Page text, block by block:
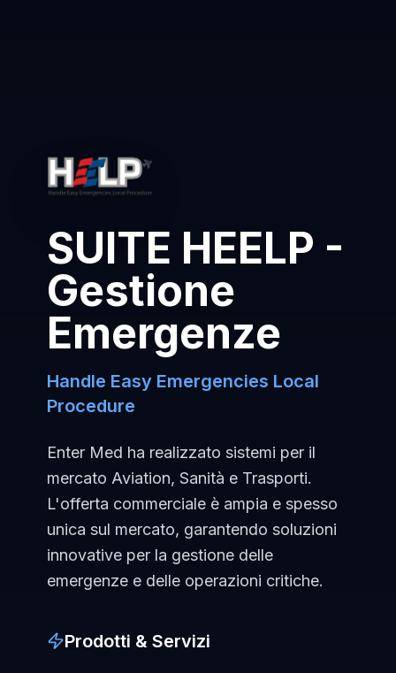
SUITE HEELP -
Gestione
Emergenze
Handle Easy Emergencies Local
Procedure
Enter Med ha realizzato sistemi per il
mercato Aviation, Sanità e Trasporti.
L'offerta commerciale è ampia e spesso
unica sul mercato, garantendo soluzioni
innovative per la gestione delle
emergenze e delle operazioni critiche.
Prodotti & Servizi